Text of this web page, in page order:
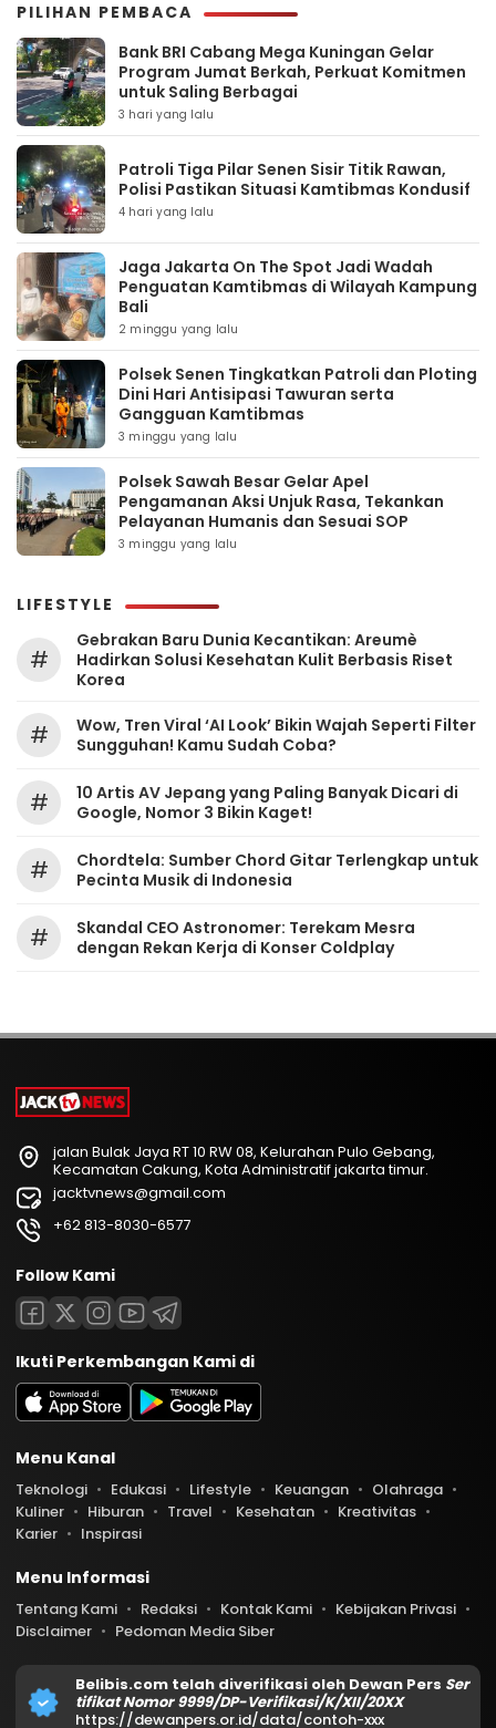
PILIHAN PEMBACA
Bank BRI Cabang Mega Kuningan Gelar
Program Jumat Berkah, Perkuat Komitmen
untuk Saling Berbagai
3 hari yang lalu
Patroli Tiga Pilar Senen Sisir Titik Rawan,
Polisi Pastikan Situasi Kamtibmas Kondusif
4 hari yang lalu
Jaga Jakarta On The Spot Jadi Wadah
Penguatan Kamtibmas di Wilayah Kampung
Bali
2 minggu yang lalu
Polsek Senen Tingkatkan Patroli dan Ploting
Dini Hari Antisipasi Tawuran serta
Gangguan Kamtibmas
3 minggu yang lalu
Polsek Sawah Besar Gelar Apel
Pengamanan Aksi Unjuk Rasa, Tekankan
Pelayanan Humanis dan Sesuai SOP
3 minggu yang lalu
LIFESTYLE
#
Gebrakan Baru Dunia Kecantikan: Areumè
Hadirkan Solusi Kesehatan Kulit Berbasis Riset
Korea
#
Wow, Tren Viral ‘AI Look’ Bikin Wajah Seperti Filter
Sungguhan! Kamu Sudah Coba?
#
10 Artis AV Jepang yang Paling Banyak Dicari di
Google, Nomor 3 Bikin Kaget!
#
Chordtela: Sumber Chord Gitar Terlengkap untuk
Pecinta Musik di Indonesia
#
Skandal CEO Astronomer: Terekam Mesra
dengan Rekan Kerja di Konser Coldplay
jalan Bulak Jaya RT 10 RW 08, Kelurahan Pulo Gebang,
Kecamatan Cakung, Kota Administratif jakarta timur.
jacktvnews@gmail.com
+62 813-8030-6577
Follow Kami
Ikuti Perkembangan Kami di
Menu Kanal
Teknologi Edukasi Lifestyle Keuangan
Olahraga
Kuliner
Hiburan Travel Kesehatan
Kreativitas
Karier
Inspirasi
Menu Informasi
Tentang Kami Redaksi Kontak Kami
Kebijakan Privasi
Disclaimer
Pedoman Media Siber
Belibis.com telah diverifikasi oleh Dewan Pers Ser
tifikat Nomor 9999/DP-Verifikasi/K/XII/20XX
https://dewanpers.or.id/data/contoh-xxx